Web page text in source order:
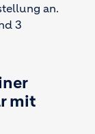
an.
3
mit